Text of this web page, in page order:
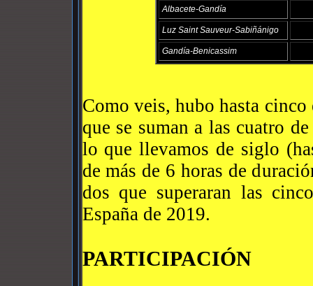
Albacete-Gandía
Luz Saint Sauveur-Sabiñánigo
Gandía-Benicassim
Como veis, hubo hasta cinco
que se suman a las cuatro
lo que llevamos de siglo
de más de 6 horas de
dos que superaran las
España de 2019.
PARTICIPACIÓN